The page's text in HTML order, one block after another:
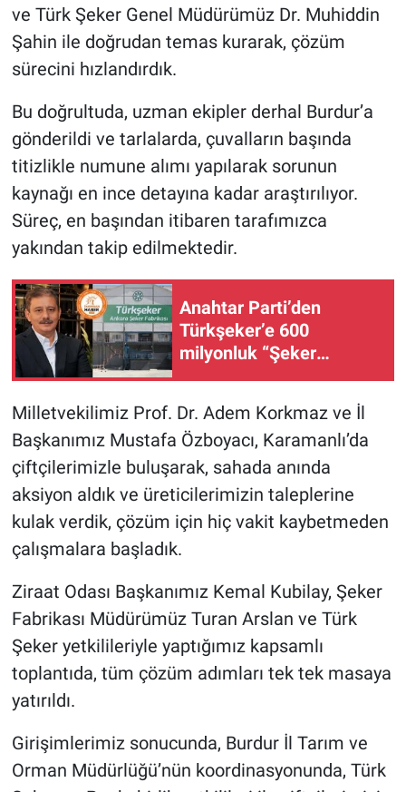
ve Türk Şeker Genel Müdürümüz Dr. Muhiddin
Şahin ile doğrudan temas kurarak, çözüm
sürecini hızlandırdık.
Bu doğrultuda, uzman ekipler derhal Burdur’a
gönderildi ve tarlalarda, çuvalların başında
titizlikle numune alımı yapılarak sorunun
kaynağı en ince detayına kadar araştırılıyor.
Süreç, en başından itibaren tarafımızca
yakından takip edilmektedir.
Anahtar Parti’den
Türkşeker’e 600
milyonluk “Şeker
Operasyonu” tepkisi:
uğrattığını açıklayın!”
Milletvekilimiz Prof. Dr. Adem Korkmaz ve İl
Başkanımız Mustafa Özboyacı, Karamanlı’da
çiftçilerimizle buluşarak, sahada anında
aksiyon aldık ve üreticilerimizin taleplerine
kulak verdik, çözüm için hiç vakit kaybetmeden
çalışmalara başladık.
Ziraat Odası Başkanımız Kemal Kubilay, Şeker
Fabrikası Müdürümüz Turan Arslan ve Türk
Şeker yetkilileriyle yaptığımız kapsamlı
toplantıda, tüm çözüm adımları tek tek masaya
yatırıldı.
Girişimlerimiz sonucunda, Burdur İl Tarım ve
Orman Müdürlüğü’nün koordinasyonunda, Türk